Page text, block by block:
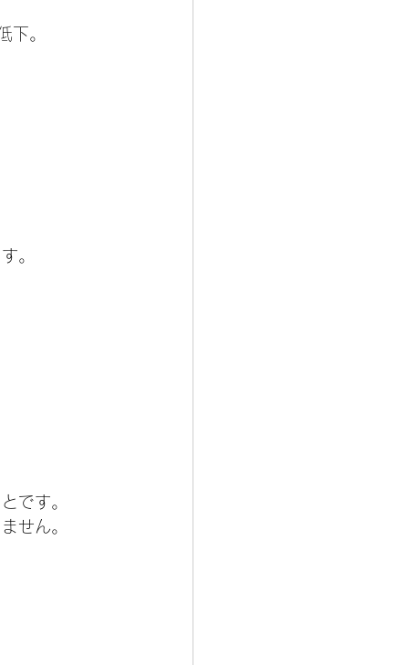
下。
。
です。
せん。